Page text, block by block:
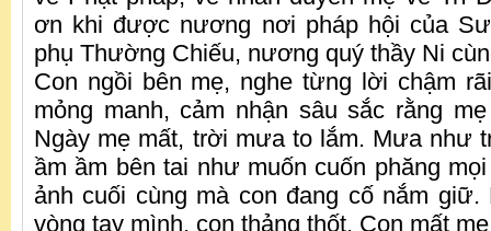
ơn khi được nương nơi pháp hội của
phụ Thường Chiếu, nương quý thầy Ni
Con ngồi bên mẹ, nghe từng lời chậm
mỏng manh, cảm nhận sâu sắc rằng
Ngày mẹ mất, trời mưa to lắm. Mưa như
ầm ầm bên tai như muốn cuốn phăng
ảnh cuối cùng mà con đang cố nắm
vòng tay mình, con thảng thốt. Con mất